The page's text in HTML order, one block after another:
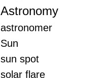
Astronomy
astronomer
Sun
sun spot
solar flare